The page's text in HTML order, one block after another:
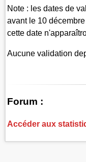
Note : les dates de
avant le 10
cette date
Aucune validation
Forum :
Accéder aux